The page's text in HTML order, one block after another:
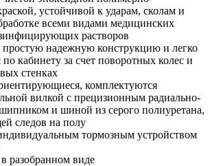
устойчивой к ударам, сколам и
всеми видами медицинских
растворов
простую надежную конструкцию и легко
кабинету за счет поворотных колес и
стенках
комплектуются
вилкой с прецизионным радиально-
и шиной из серого полиуретана,
следов на полу
тормозным устройством
разобранном виде